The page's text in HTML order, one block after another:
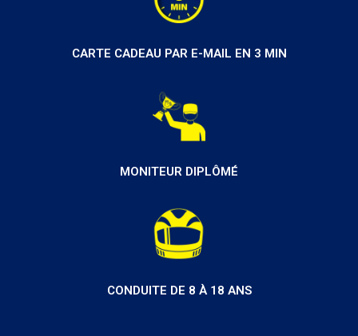
CARTE CADEAU PAR E-MAIL EN 3 MIN
MONITEUR DIPLÔMÉ
CONDUITE DE 8 À 18 ANS